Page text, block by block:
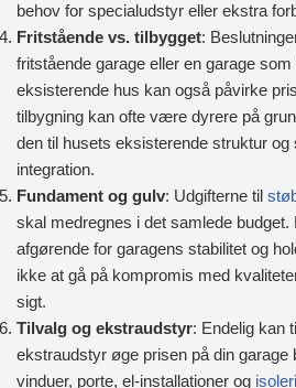
behov for specialudstyr eller ekstra
Fritstående vs. tilbygget:
fritstående garage eller en garage som
eksisterende hus kan også påvirke
tilbygning kan ofte være dyrere på
den til husets eksisterende struktur og
integration.
Fundament og gulv: Udgifterne til
skal medregnes i det samlede
afgørende for garagens stabilitet og
ikke at gå på kompromis med
sigt.
Tilvalg og ekstraudstyr: Endelig kan
ekstraudstyr øge prisen på din garage
vinduer, porte, el-installationer og